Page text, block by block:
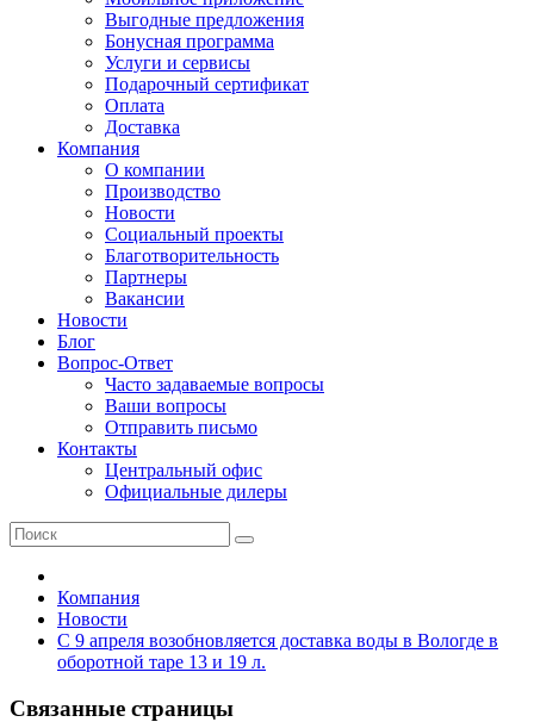
Выгодные предложения
Бонусная программа
Услуги и сервисы
Подарочный сертификат
Оплата
Доставка
Компания
О компании
Производство
Новости
Социальный проекты
Благотворительность
Партнеры
Вакансии
Новости
Блог
Вопрос-Ответ
Часто задаваемые вопросы
Ваши вопросы
Отправить письмо
Контакты
Центральный офис
Официальные дилеры
Компания
Новости
С 9 апреля возобновляется доставка воды в Вологде в
оборотной таре 13 и 19 л.
Связанные страницы